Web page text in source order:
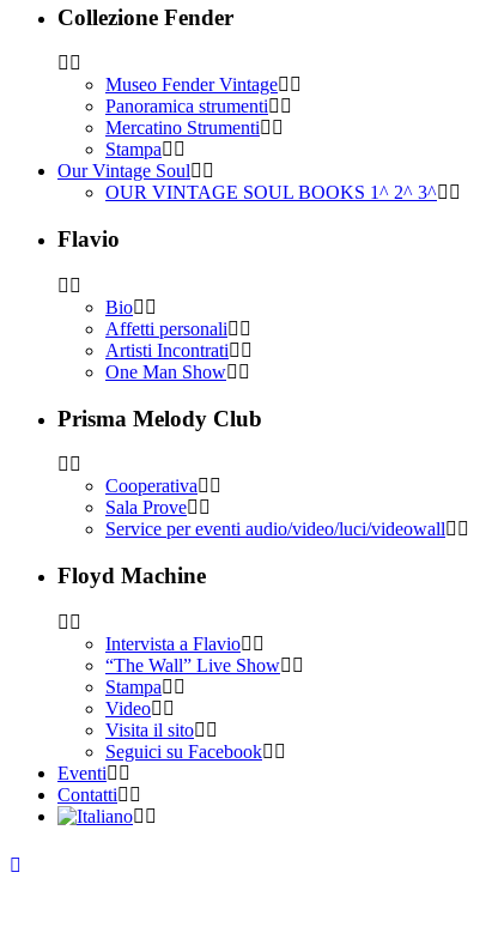
Collezione Fender
Museo Fender Vintage
Panoramica strumenti
Mercatino Strumenti
Stampa
Our Vintage Soul
OUR VINTAGE SOUL BOOKS 1^ 2^ 3^
Flavio
Bio
Affetti personali
Artisti Incontrati
One Man Show
Prisma Melody Club
Cooperativa
Sala Prove
Service per eventi audio/video/luci/videowall
Floyd Machine
Intervista a Flavio
“The Wall” Live Show
Stampa
Video
Visita il sito
Seguici su Facebook
Eventi
Contatti